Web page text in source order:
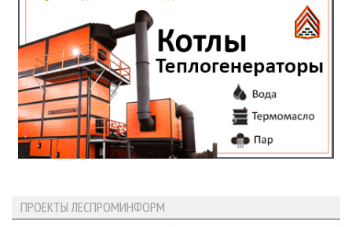
ПРОЕКТЫ ЛЕСПРОМИНФОРМ